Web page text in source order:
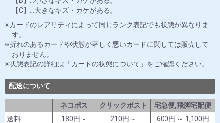
【C】…大きなキズ・カケがある。
カードのレアリティによって同じランク表記でも状態が異なりま
す。
折れのあるカードや状態が著しく悪いカードに関しては販売して
おりません。
状態表記の詳細は「カードの状態について」をご確認ください。
配送について
ネコポス クリックポスト
宅急便,飛脚宅配便
送料
180円～ 210円～
600円 ～ 1,100円